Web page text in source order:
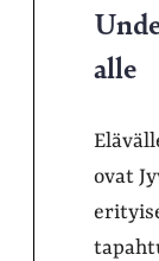
alle
ovat